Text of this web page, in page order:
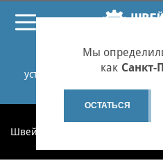
При проблемах с онлайн-
установите российские
или используйте
Мы
как Санкт-
ОСТАТЬСЯ
Швеймастер